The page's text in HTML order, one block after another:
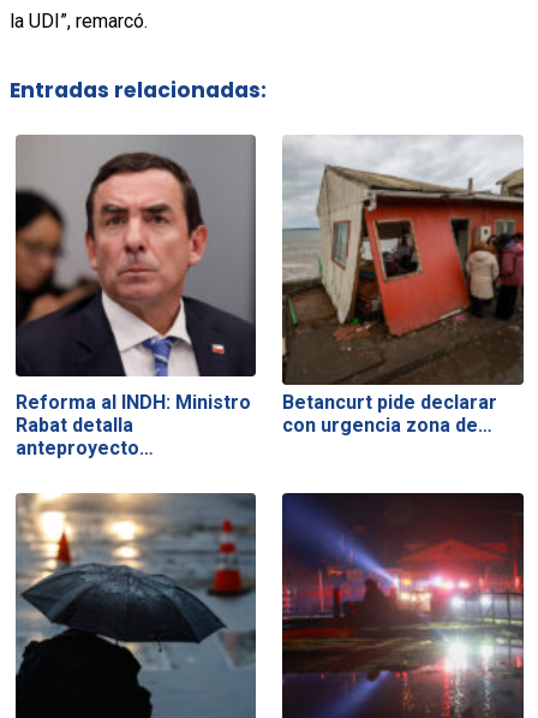
la UDI”, remarcó.
Entradas relacionadas:
Reforma al INDH: Ministro
Rabat detalla
anteproyecto…
Betancurt pide declarar
con urgencia zona de…